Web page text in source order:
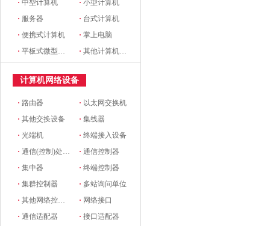
·中型计算机 ·小型计算机
· 服务器 · 台式计算机
·便携式计算机 ·掌上电脑
·平板式微型计算机 ·其他计算机设备
计算机网络设备
· 路由器 · 以太网交换机
·其他交换设备 ·集线器
·光端机 ·终端接入设备
·通信(控制)处理机 ·通信控制器
·集中器 ·终端控制器
·集群控制器 · 多站询问单位
·其他网络控制设备 · 网络接口
·通信适配器 ·接口适配器